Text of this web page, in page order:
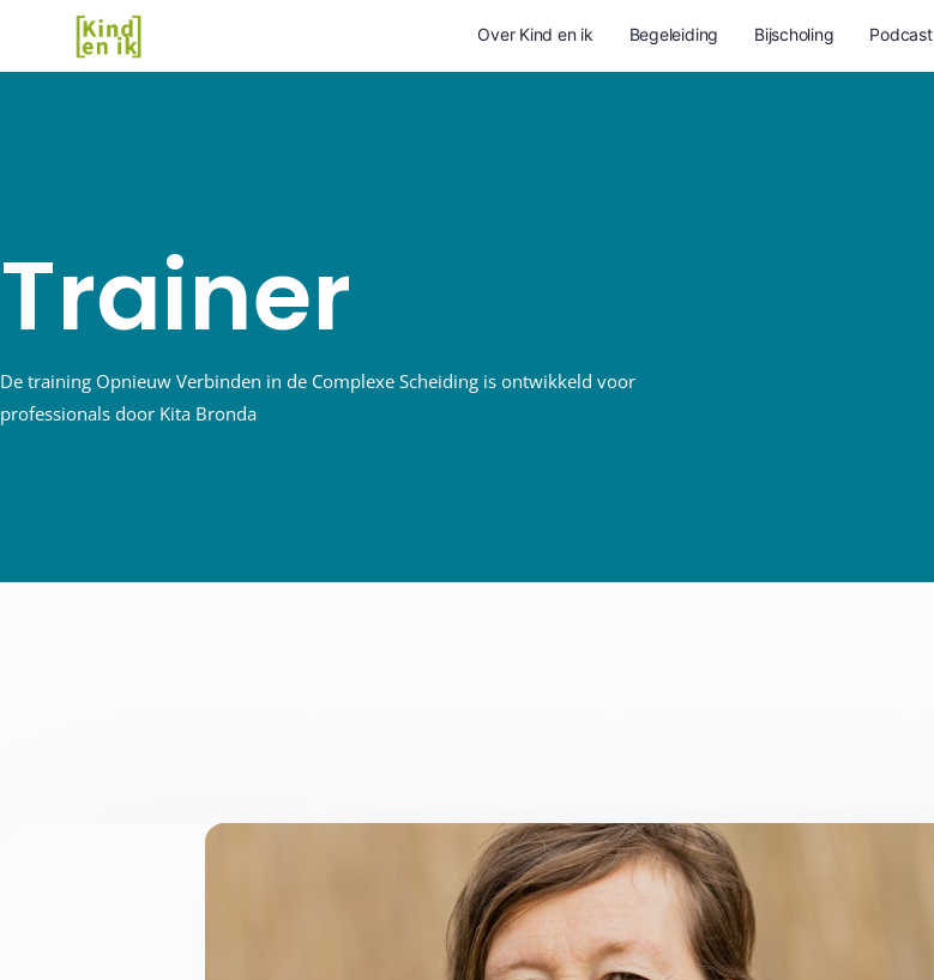
Over Kind en ik Begeleiding Bijscholing Podcast
Trainer
De training Opnieuw Verbinden in de Complexe Scheiding is ontwikkeld voor
professionals door Kita Bronda